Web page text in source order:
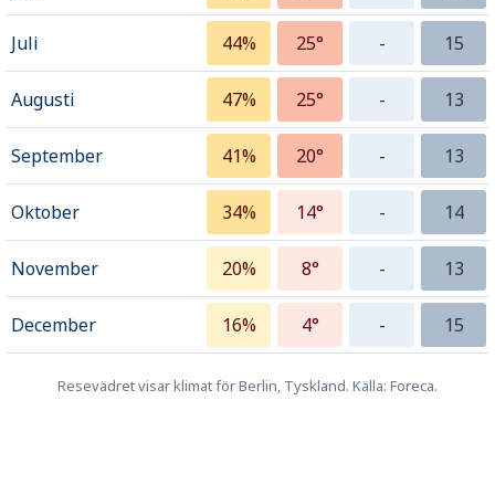
Juli 44% 25° - 15
Augusti 47% 25° - 13
September 41% 20° - 13
Oktober 34% 14° - 14
November 20% 8° - 13
December 16% 4° - 15
Resevädret visar klimat för Berlin, Tyskland. Källa: Foreca.